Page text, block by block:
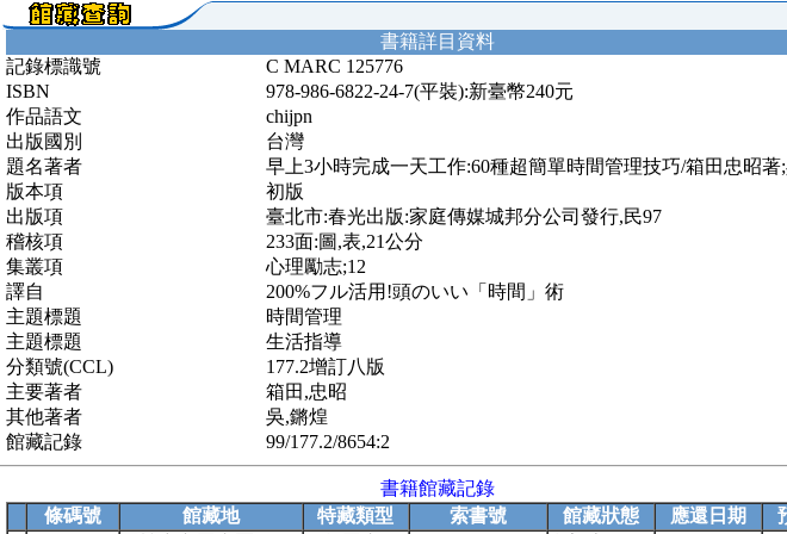
書籍詳目資料
記錄標識號
C MARC 125776
ISBN
978-986-6822-24-7(平裝):新臺幣240元
作品語文
chijpn
出版國別
台灣
題名著者
早上3小時完成一天工作:60種超簡單時間管理技巧/箱田忠昭著
版本項
初版
出版項
臺北市:春光出版:家庭傳媒城邦分公司發行,民97
稽核項
233面:圖,表,21公分
集叢項
心理勵志;12
譯自
200%フル活用!頭のいい「時間」術
主題標題
時間管理
主題標題
生活指導
分類號(CCL)
177.2增訂八版
主要著者
箱田,忠昭
其他著者
吳,鏘煌
館藏記錄
99/177.2/8654:2
書籍館藏記錄
條碼號
館藏地 特藏類型 索書號 館藏狀態 應還日期